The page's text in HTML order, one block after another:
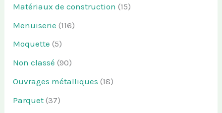
Matériaux de construction (15)
Menuiserie (116)
Moquette (5)
Non classé (90)
Ouvrages métalliques (18)
Parquet (37)